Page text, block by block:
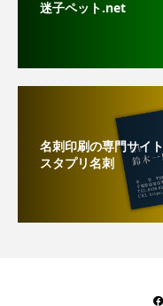
迷子ペット.net
名刺印刷の専門サイト
スタプリ名刺